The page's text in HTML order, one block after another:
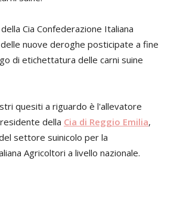
Cia Confederazione Italiana
nuove deroghe posticipate a fine
di etichettatura delle carni suine
quesiti a riguardo è l'allevatore
della Cia di Reggio Emilia,
settore suinicolo per la
Agricoltori a livello nazionale.